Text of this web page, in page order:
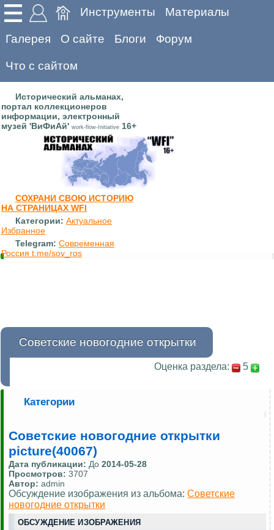
Инструменты Материалы
Галерея О сайте Блоги Форум
Что с сайтом
Исторический альманах,
портал коллекционеров
информации, электронный
музей 'ВиФиАй' work-flow-Initiative 16+
СОХРАНИ СВОЮ ИСТОРИЮ
НА СТРАНИЦАХ WFI
Категории: Актуальное
Избранное
Telegram: Современная
Россия t.me/sov_ros
Советские новогодние открытки
Оценка раздела: 5
Категории
Советские новогодние открытки
picture(40067)
Дата публикации: До 2014-05-28
Просмотров: 3707
Автор: admin
Обсуждение изображения из альбома: Советские
новогодние открытки
ОБСУЖДЕНИЕ ИЗОБРАЖЕНИЯ